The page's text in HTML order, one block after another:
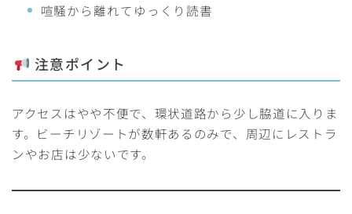
喧騒から離れてゆっくり読書
注意ポイント
アクセスはやや不便で、環状道路から少し脇道に入りま
す。ビーチリゾートが数軒あるのみで、周辺にレストラ
ンやお店は少ないです。